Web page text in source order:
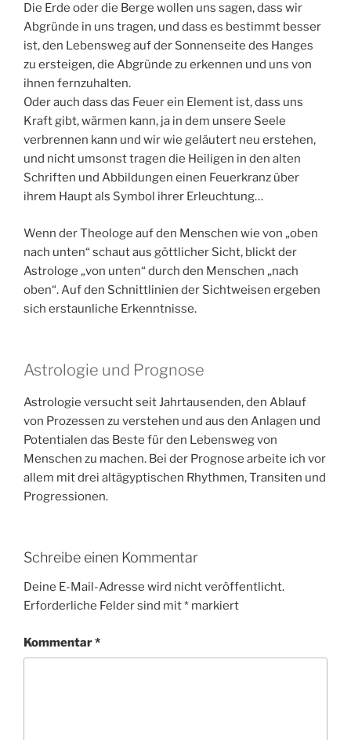
Die Erde oder die Berge wollen uns sagen, dass wir
Abgründe in uns tragen, und dass es bestimmt besser
ist, den Lebensweg auf der Sonnenseite des Hanges
zu ersteigen, die Abgründe zu erkennen und uns von
ihnen fernzuhalten.
Oder auch dass das Feuer ein Element ist, dass uns
Kraft gibt, wärmen kann, ja in dem unsere Seele
verbrennen kann und wir wie geläutert neu erstehen,
und nicht umsonst tragen die Heiligen in den alten
Schriften und Abbildungen einen Feuerkranz über
ihrem Haupt als Symbol ihrer Erleuchtung…
Wenn der Theologe auf den Menschen wie von „oben
nach unten“ schaut aus göttlicher Sicht, blickt der
Astrologe „von unten“ durch den Menschen „nach
oben“. Auf den Schnittlinien der Sichtweisen ergeben
sich erstaunliche Erkenntnisse.
Astrologie und Prognose
Astrologie versucht seit Jahrtausenden, den Ablauf
von Prozessen zu verstehen und aus den Anlagen und
Potentialen das Beste für den Lebensweg von
Menschen zu machen. Bei der Prognose arbeite ich vor
allem mit drei altägyptischen Rhythmen, Transiten und
Progressionen.
Schreibe einen Kommentar
Deine E-Mail-Adresse wird nicht veröffentlicht.
Erforderliche Felder sind mit* markiert
Kommentar*